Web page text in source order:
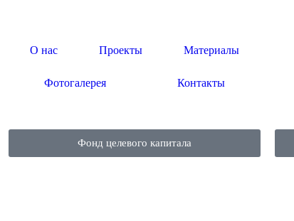
О нас Проекты Материалы
Фотогалерея Контакты
Фонд целевого капитала